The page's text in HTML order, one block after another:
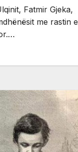
Fatmir Gjeka,
me rastin e